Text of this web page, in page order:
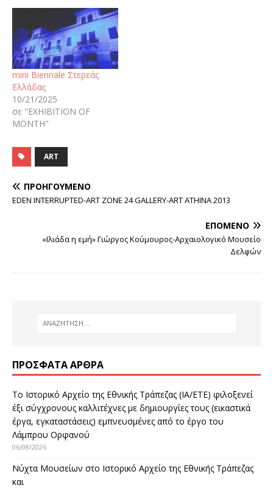
mini Biennale Στερεάς
Ελλάδας
10/21/2025
σε "EXHIBITION OF
MONTH"
ART
ΠΡΟΗΓΟΎΜΕΝΟ
EDEN INTERRUPTED-ART ZONE 24 GALLERY-ART ATHINA 2013
ΕΠΌΜΕΝΟ
«Ιλιάδα η εμή» Γιώργος Κούμουρος-Αρχαιολογικό Μουσείο
Δελφών
ΠΡΌΣΦΑΤΑ ΆΡΘΡΑ
Το Ιστορικό Αρχείο της Εθνικής Τράπεζας (ΙΑ/ΕΤΕ) φιλοξενεί
έξι σύγχρονους καλλιτέχνες με δημιουργίες τους (εικαστικά
έργα, εγκαταστάσεις) εμπνευσμένες από το έργο του
Λάμπρου Ορφανού
06/08/2026
Νύχτα Μουσείων στο Ιστορικό Αρχείο της Εθνικής Τράπεζας
και